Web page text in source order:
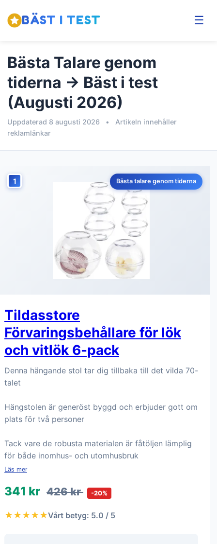
BÄST I TEST ☰
Bästa Talare genom
tiderna → Bäst i test
(Augusti 2026)
Uppdaterad 8 augusti 2026 •
Artikeln innehåller
reklamlänkar
1 Bästa talare genom tiderna
Tildasstore
Förvaringsbehållare för lök
och vitlök 6-pack
Denna hängande stol tar dig tillbaka till det vilda 70-
talet
Hängstolen är generöst byggd och erbjuder gott om
plats för två personer
Tack vare de robusta materialen är fåtöljen lämplig
för både inomhus- och utomhusbruk
Läs mer
341 kr 426 kr -20%
★★★★★Vårt betyg: 5.0 / 5